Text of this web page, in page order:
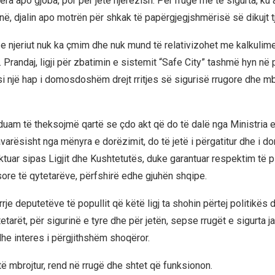
djalin apo motrën për shkak të papërgjegjshmërisë së dikujt
njeriut nuk ka çmim dhe nuk mund të relativizohet me
ligji për zbatimin e sistemit “Safe City” tashmë hyn në
një hap i domosdoshëm drejt rritjes së sigurisë rrugore dhe
të theksojmë qartë se çdo akt që do të dalë nga Ministria
nga mënyra e dorëzimit, do të jetë i përgatitur dhe i
sipas Ligjit dhe Kushtetutës, duke garantuar respektim të
të qytetarëve, përfshirë edhe gjuhën shqipe.
deputetëve të popullit që këtë ligj ta shohin përtej politikës
për sigurinë e tyre dhe për jetën, sepse rrugët e sigurta
interes i përgjithshëm shoqëror.
mbrojtur, rend në rrugë dhe shtet që funksionon.